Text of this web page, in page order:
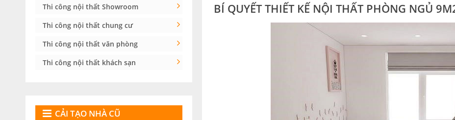
BÍ QUYẾT THIẾT KẾ NỘI THẤT PHÒNG NGỦ
Thi công nội thất Showroom
Thi công nội thất chung cư
Thi công nội thất văn phòng
Thi công nội thất khách sạn
CẢI TẠO NHÀ CŨ